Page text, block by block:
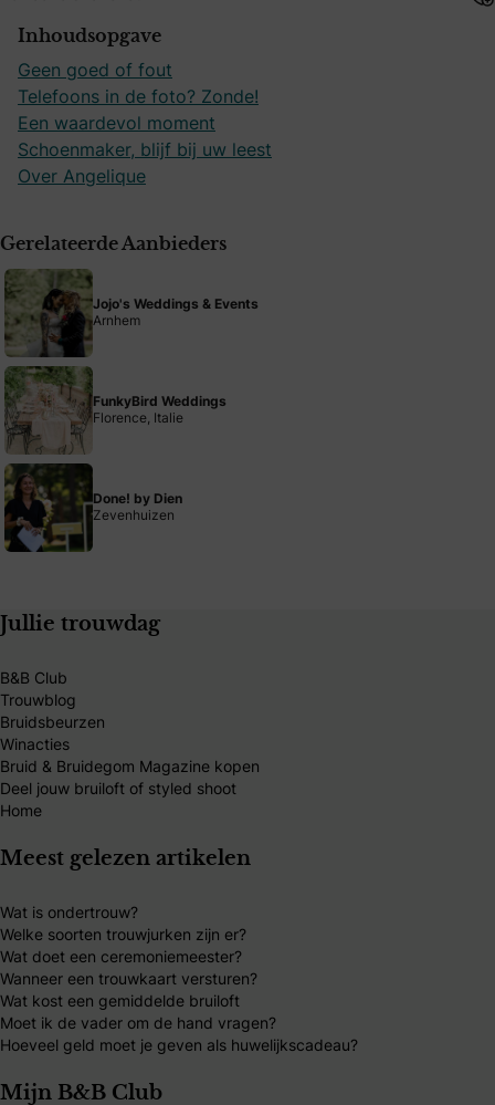
Inhoudsopgave
Geen goed of fout
Telefoons in de foto? Zonde!
Een waardevol moment
Schoenmaker, blijf bij uw leest
Over Angelique
Gerelateerde Aanbieders
Jojo's Weddings & Events
Arnhem
FunkyBird Weddings
Florence, Italie
Done! by Dien
Zevenhuizen
Jullie trouwdag
B&B Club
Trouwblog
Bruidsbeurzen
Winacties
Bruid & Bruidegom Magazine kopen
Deel jouw bruiloft of styled shoot
Home
Meest gelezen artikelen
Wat is ondertrouw?
Welke soorten trouwjurken zijn er?
Wat doet een ceremoniemeester?
Wanneer een trouwkaart versturen?
Wat kost een gemiddelde bruiloft
Moet ik de vader om de hand vragen?
Hoeveel geld moet je geven als huwelijkscadeau?
Mijn B&B Club